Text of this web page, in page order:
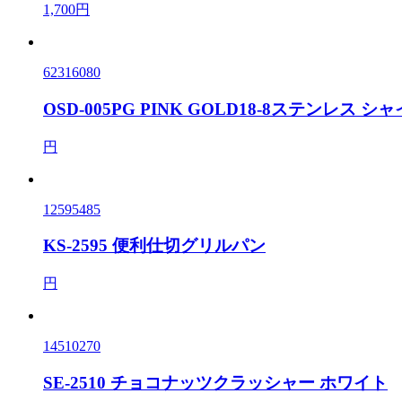
1,700円
62316080
OSD-005PG PINK GOLD18-8ステンレス シャ
円
12595485
KS-2595 便利仕切グリルパン
円
14510270
SE-2510 チョコナッツクラッシャー ホワイト